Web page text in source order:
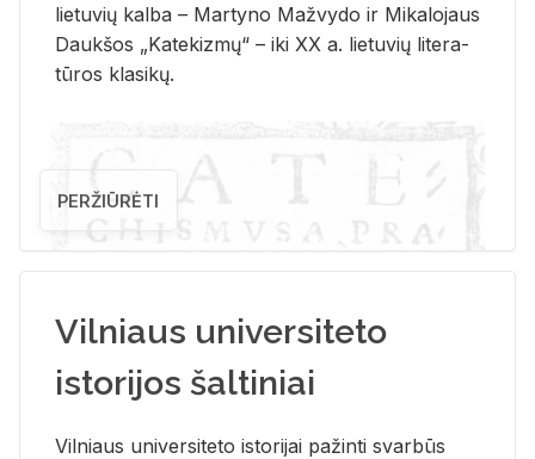
lie­tu­vių kal­ba – Mar­ty­no Ma­žvy­do ir Mi­ka­lo­jaus
Dauk­šos „Ka­te­kiz­mų“ – iki XX a. lie­tu­vių li­te­ra­
tū­ros kla­si­kų.
PERŽIŪRĖTI
Vilniaus universiteto
istorijos šaltiniai
Vil­niaus uni­ver­si­te­to is­to­ri­jai pa­žin­ti svar­būs